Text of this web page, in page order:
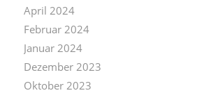
April 2024
Februar 2024
Januar 2024
Dezember 2023
Oktober 2023